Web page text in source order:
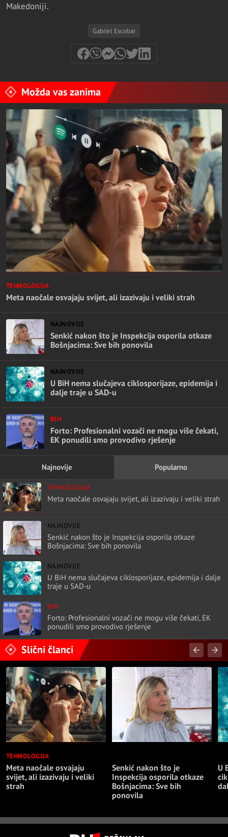
Makedoniji.
Gabriel Escobar
Možda vas zanima
TEHNOLOGIJA
Meta naočale osvajaju svijet, ali izazivaju i veliki strah
NAJNOVIJE
Senkić nakon što je Inspekcija osporila otkaze
Bošnjacima: Sve bih ponovila
NAJNOVIJE
U BiH nema slučajeva ciklosporijaze, epidemija i
dalje traje u SAD-u
BIH
Forto: Profesionalni vozači ne mogu više čekati,
EK ponudili smo provodivo rješenje
Najnovije Popularno
TEHNOLOGIJA
Meta naočale osvajaju svijet, ali izazivaju i veliki strah
NAJNOVIJE
Senkić nakon što je Inspekcija osporila otkaze
Bošnjacima: Sve bih ponovila
NAJNOVIJE
U BiH nema slučajeva ciklosporijaze, epidemija i dalje
traje u SAD-u
BIH
Forto: Profesionalni vozači ne mogu više čekati, EK
ponudili smo provodivo rješenje
Slični članci
TEHNOLOGIJA
Meta naočale osvajaju
svijet, ali izazivaju i veliki
strah
Senkić nakon što je
Inspekcija osporila otkaze
Bošnjacima: Sve bih
ponovila
U